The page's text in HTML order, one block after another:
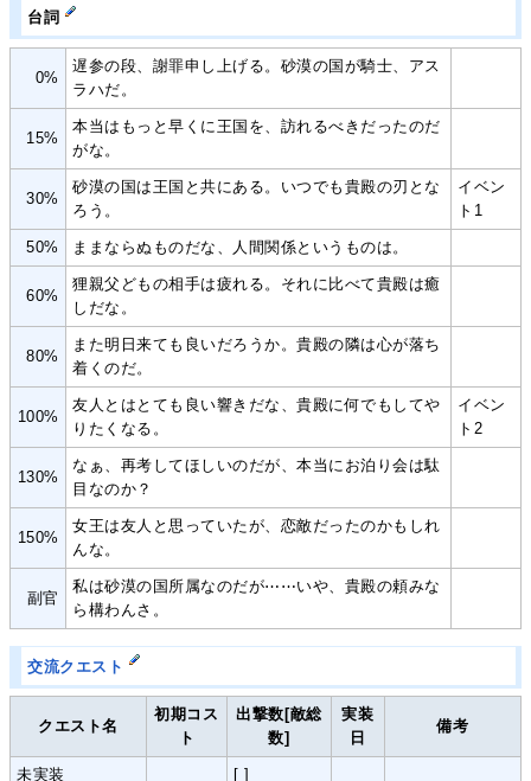
台詞
0%
遅参の段、謝罪申し上げる。砂漠の国が騎士、アス
ラハだ。
15%
本当はもっと早くに王国を、訪れるべきだったのだ
がな。
30%
砂漠の国は王国と共にある。いつでも貴殿の刃とな
ろう。
イベン
ト1
50% ままならぬものだな、人間関係というものは。
60%
狸親父どもの相手は疲れる。それに比べて貴殿は癒
しだな。
80%
また明日来ても良いだろうか。貴殿の隣は心が落ち
着くのだ。
100%
友人とはとても良い響きだな、貴殿に何でもしてや
りたくなる。
イベン
ト2
130%
なぁ、再考してほしいのだが、本当にお泊り会は駄
目なのか？
150%
女王は友人と思っていたが、恋敵だったのかもしれ
んな。
副官
私は砂漠の国所属なのだが⋯⋯いや、貴殿の頼みな
ら構わんさ。
交流クエスト
クエスト名
初期コス
ト
出撃数[敵総
数]
実装
日
備考
未実装 [ ]